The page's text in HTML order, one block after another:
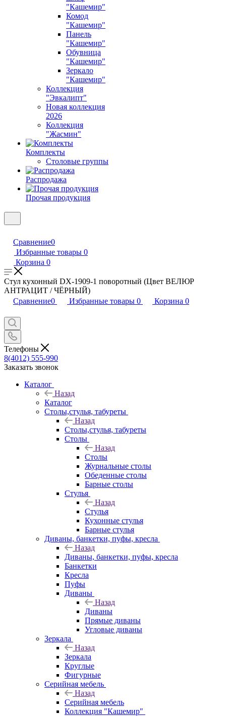
"Кашемир"
Комод
"Кашемир"
Панель
"Кашемир"
Обувница
"Кашемир"
Зеркало
"Кашемир"
Коллекция
"Эвкалипт"
Новая коллекция
2026
Коллекция
"Жасмин"
Комплекты
Столовые группы
Распродажа
Прочая продукция
Сравнение0
Избранные товары 0
Корзина 0
Стул кухонный DX-1909-1 поворотный (Цвет ВЕЛЮР
АНТРАЦИТ / ЧЁРНЫЙ)
Сравнение0 Избранные товары 0 Корзина 0
Телефоны
8(4012) 555-990
Заказать звонок
Каталог
Назад
Каталог
Столы,стулья, табуреты
Назад
Столы,стулья, табуреты
Столы
Назад
Столы
Журнальные столы
Обеденные столы
Барные столы
Стулья
Назад
Стулья
Кухонные стулья
Барные стулья
Диваны, банкетки, пуфы, кресла
Назад
Диваны, банкетки, пуфы, кресла
Банкетки
Кресла
Пуфы
Диваны
Назад
Диваны
Прямые диваны
Угловые диваны
Зеркала
Назад
Зеркала
Круглые
Фигурные
Серийная мебель
Назад
Серийная мебель
Коллекция "Кашемир"